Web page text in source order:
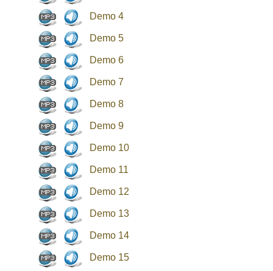
Demo 4
Demo 5
Demo 6
Demo 7
Demo 8
Demo 9
Demo 10
Demo 11
Demo 12
Demo 13
Demo 14
Demo 15